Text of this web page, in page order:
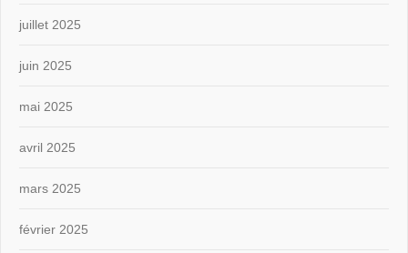
juillet 2025
juin 2025
mai 2025
avril 2025
mars 2025
février 2025